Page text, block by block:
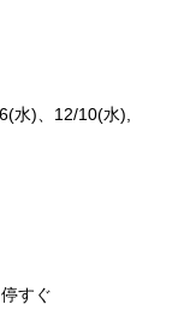
水)、12/10(水),
すぐ